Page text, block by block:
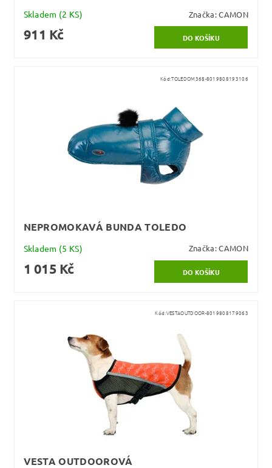
Skladem (2 KS) Značka:CAMON
911 Kč
Kód:TOLEDOM368-8019808193106
NEPROMOKAVÁ BUNDA TOLEDO
Skladem (5 KS) Značka:CAMON
1 015 Kč
Kód:VESTAOUTDOOR-8019808179063
VESTA OUTDOOROVÁ